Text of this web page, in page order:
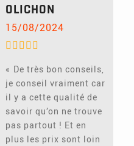
OLICHON
15/08/2024
De très bon conseils,
je conseil vraiment car
il y a cette qualité de
savoir qu’on ne trouve
pas partout ! Et en
plus les prix sont loin